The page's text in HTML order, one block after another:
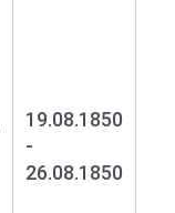
19.08.1850
-
26.08.1850